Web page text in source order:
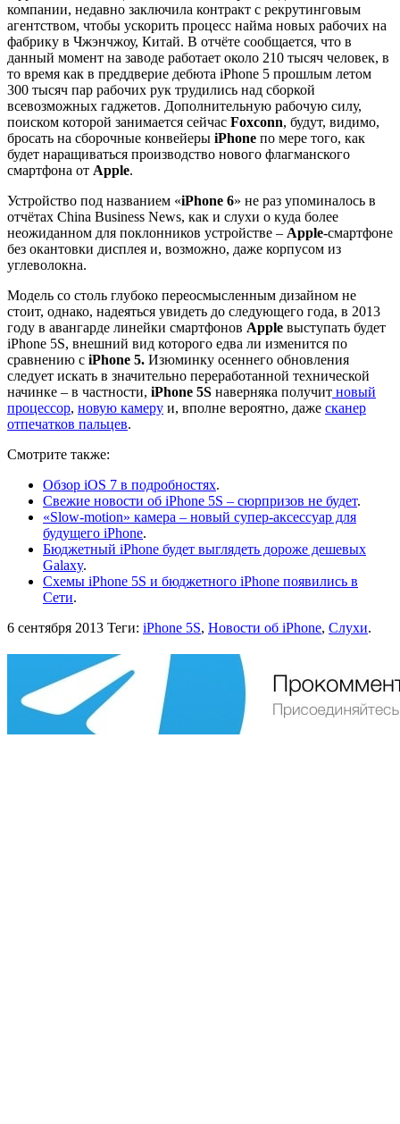
компании, недавно заключила контракт с рекрутинговым
агентством, чтобы ускорить процесс найма новых рабочих на
фабрику в Чжэнчжоу, Китай. В отчёте сообщается, что в
данный момент на заводе работает около 210 тысяч человек, в
то время как в преддверие дебюта iPhone 5 прошлым летом
300 тысяч пар рабочих рук трудились над сборкой
всевозможных гаджетов. Дополнительную рабочую силу,
поиском которой занимается сейчас Foxconn, будут, видимо,
бросать на сборочные конвейеры iPhone по мере того, как
будет наращиваться производство нового флагманского
смартфона от Apple.
Устройство под названием «iPhone 6» не раз упоминалось в
отчётах China Business News, как и слухи о куда более
неожиданном для поклонников устройстве – Apple-смартфоне
без окантовки дисплея и, возможно, даже корпусом из
углеволокна.
Модель со столь глубоко переосмысленным дизайном не
стоит, однако, надеяться увидеть до следующего года, в 2013
году в авангарде линейки смартфонов Apple выступать будет
iPhone 5S, внешний вид которого едва ли изменится по
сравнению с iPhone 5. Изюминку осеннего обновления
следует искать в значительно переработанной технической
начинке – в частности, iPhone 5S наверняка получит новый
процессор, новую камеру и, вполне вероятно, даже сканер
отпечатков пальцев.
Смотрите также:
Обзор iOS 7 в подробностях.
Свежие новости об iPhone 5S – сюрпризов не будет.
«Slow-motion» камера – новый супер-аксессуар для
будущего iPhone.
Бюджетный iPhone будет выглядеть дороже дешевых
Galaxy.
Схемы iPhone 5S и бюджетного iPhone появились в
Сети.
6 сентября 2013 Теги: iPhone 5S, Новости об iPhone, Слухи.